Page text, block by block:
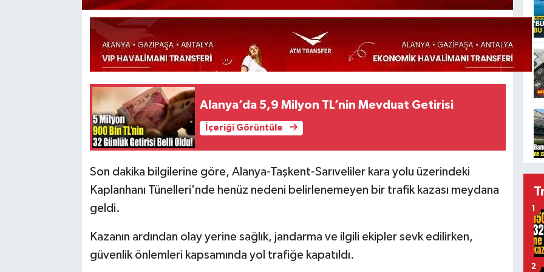
Alanya’da 5,9 Milyon TL’nin Mevduat Getirisi
İçeriği Görüntüle
Son dakika bilgilerine göre, Alanya-Taşkent-Sarıveliler kara yolu üzerindeki
Kaplanhanı Tünelleri'nde henüz nedeni belirlenemeyen bir trafik kazası meydana
geldi.
Kazanın ardından olay yerine sağlık, jandarma ve ilgili ekipler sevk edilirken,
güvenlik önlemleri kapsamında yol trafiğe kapatıldı.
1
2